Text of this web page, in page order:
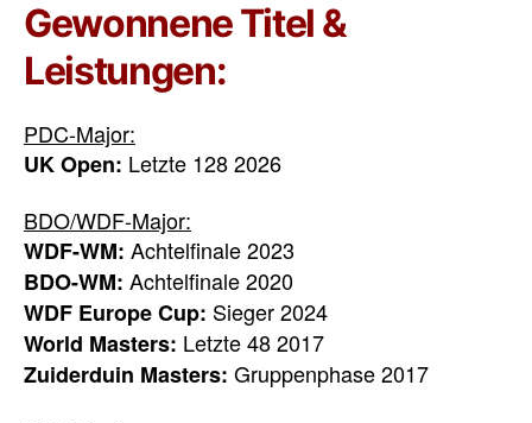
Gewonnene Titel &
Leistungen:
PDC-Major:
UK Open: Letzte 128 2026
BDO/WDF-Major:
WDF-WM: Achtelfinale 2023
BDO-WM: Achtelfinale 2020
WDF Europe Cup: Sieger 2024
World Masters: Letzte 48 2017
Zuiderduin Masters: Gruppenphase 2017